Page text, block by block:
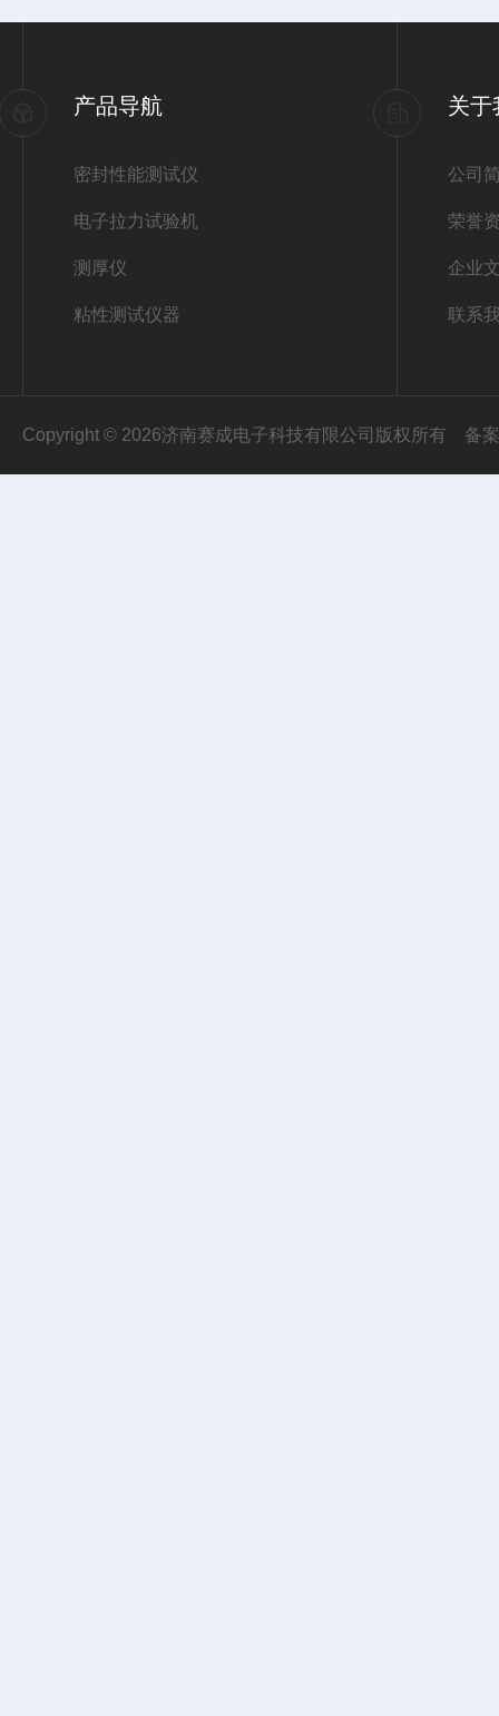
产品导航
密封性能测试仪
电子拉力试验机
测厚仪
粘性测试仪器
关于
公司
荣誉
企业
联系
Copyright © 2026济南赛成电子科技有限公司版权所有 备